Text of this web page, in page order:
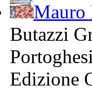
Butazzi
Edizione